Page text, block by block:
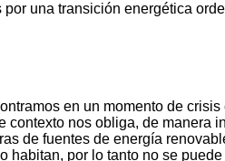
por una transición energética
en un momento de
contexto nos obliga, de manera
de fuentes de energía
habitan, por lo tanto no se